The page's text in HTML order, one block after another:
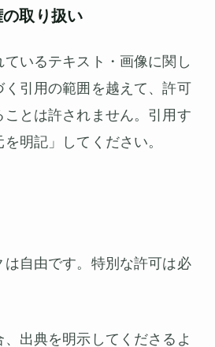
取り扱い
いるテキスト・画像に関し
く引用の範囲を越えて、許可
とは許されません。引用す
明記」してください。
は自由です。特別な許可は必
出典を明示してくださるよ